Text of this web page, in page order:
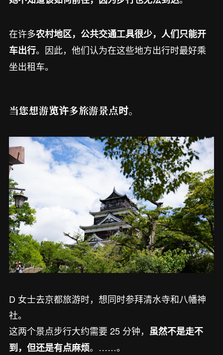
在许多农村地区，公共交通工具很少，人们只能开
车出行。因此，他们认为在这些地方出行时最好乘
坐出租车。
当您想游览许多旅游景点时。
D 女士去京都旅游时，想同时参拜清水寺和八幡神
社。
这两个景点步行大约需要 25 分钟， 虽然不是走不
到，但还是有点麻烦。……。